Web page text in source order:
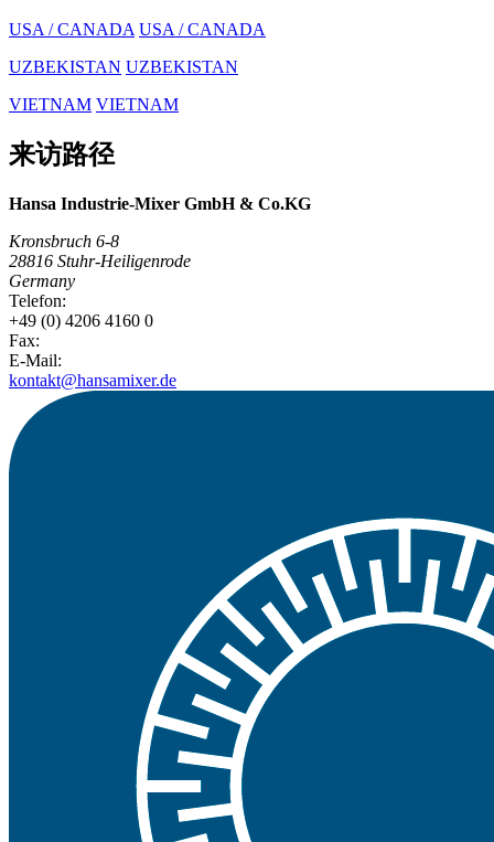
USA / CANADA USA / CANADA
UZBEKISTAN UZBEKISTAN
VIETNAM VIETNAM
来访路径
Hansa Industrie-Mixer GmbH & Co.KG
Kronsbruch 6-8
28816 Stuhr-Heiligenrode
Germany
Telefon:
+49 (0) 4206 4160 0
Fax:
E-Mail:
kontakt@hansamixer.de